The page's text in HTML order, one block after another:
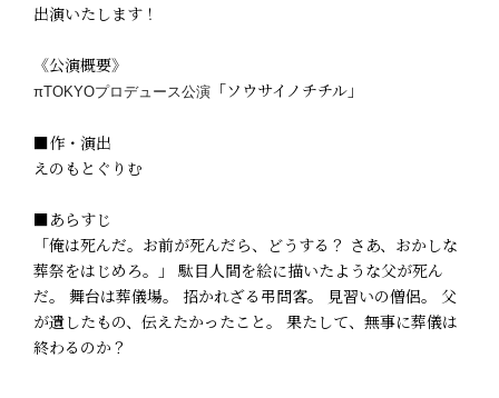
出演いたします！
《公演概要》
πTOKYOプロデュース公演 「ソウサイノチチル」
■作・演出
えのもとぐりむ
■あらすじ
「俺は死んだ。お前が死んだら、どうする？ さあ、おかしな
葬祭をはじめろ。」 駄目人間を絵に描いたような父が死ん
だ。 舞台は葬儀場。 招かれざる弔問客。 見習いの僧侶。 父
が遺したもの、伝えたかったこと。 果たして、無事に葬儀は
終わるのか？